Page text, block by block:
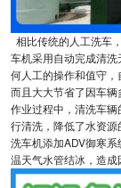
相比传统的人工洗车
车机采用自动完成清
何人工的操作和值守，
而且大大节省了因车
作业过程中，清洗车
行清洗，降低了水资
洗车机添加ADV御寒
温天气水管结冰，造成